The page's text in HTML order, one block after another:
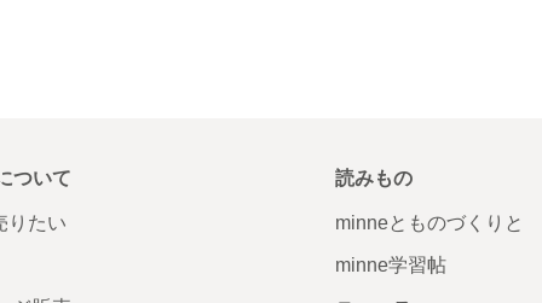
ついて
りたい
読みもの
minneとものづくりと
minne学習帖